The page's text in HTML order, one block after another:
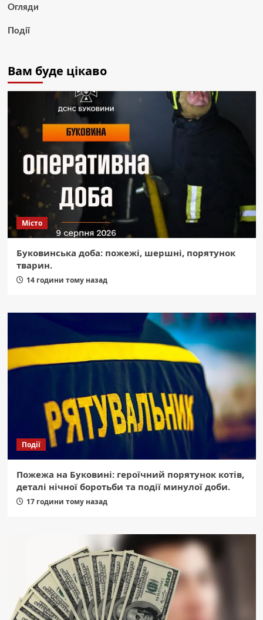
Огляди
Події
Вам буде цікаво
Місто
Буковинська доба: пожежі, шершні, порятунок
тварин.
14 години тому назад
Події
Пожежа на Буковині: героїчний порятунок котів,
деталі нічної боротьби та події минулої доби.
17 години тому назад